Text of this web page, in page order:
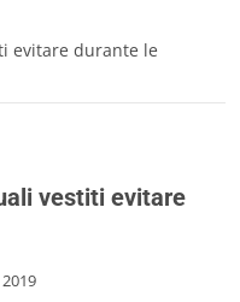
evitare durante le
vestiti evitare